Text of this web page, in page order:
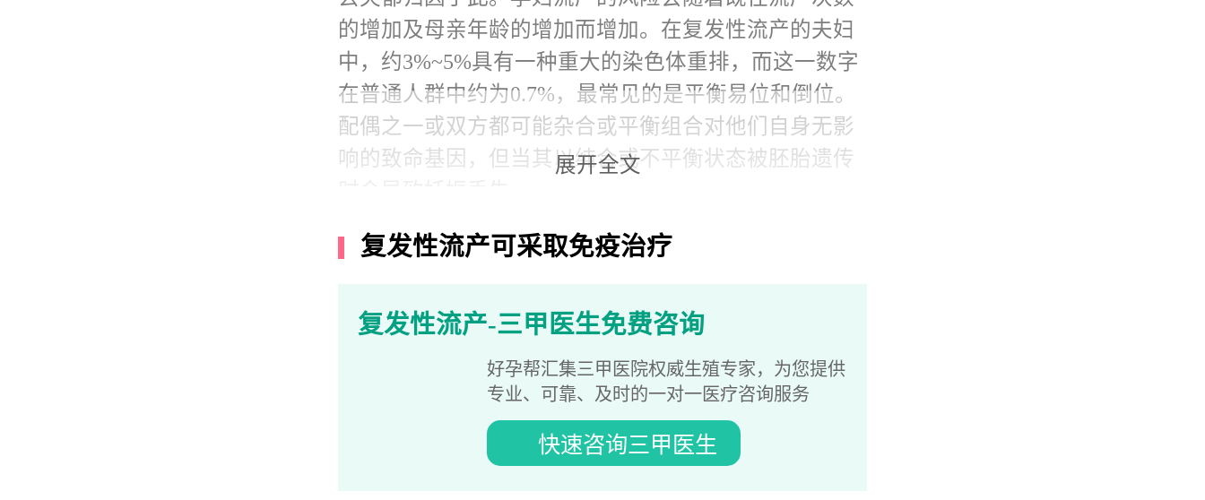
的增加及母亲年龄的增加而增加。在复发性流产的夫妇
中，约3%~5%具有一种重大的染色体重排，而这一数字
在普通人群中约为0.7%，最常见的是平衡易位和倒位。
配偶之一或双方都可能杂合或平衡组合对他们自身无影
响的致命基因，但当其以纯合或不平衡状态被胚胎遗传
子宫解剖异常可以导致约15%~20%的妊娠丢
息肉、粘膜下子宫肌瘤、宫腔粘连、宫颈机能不全等。
复发性流产相关的最常见子宫异常。
3、感染因素
妊娠期间，无论是全身性的感染或是生殖泌尿
展开全文
复发性流产可采取免疫治疗
复发性流产-三甲医生免费咨询
好孕帮汇集三甲医院权威生殖专家，为您提供
专业、可靠、及时的一对一医疗咨询服务
快速咨询三甲医生